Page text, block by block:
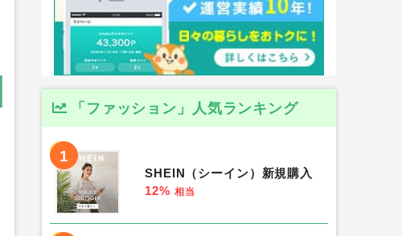
「ファッション」人気ランキング
1
SHEIN（シーイン）新規購入
12% 相当